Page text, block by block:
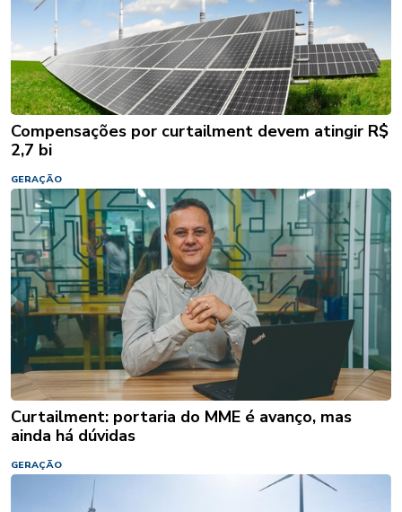
Compensações por curtailment devem atingir R$
2,7 bi
GERAÇÃO
Curtailment: portaria do MME é avanço, mas
ainda há dúvidas
GERAÇÃO